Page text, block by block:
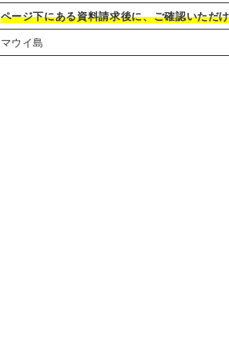
ページ下にある資料請求後に、ご確認いただ
マウイ島